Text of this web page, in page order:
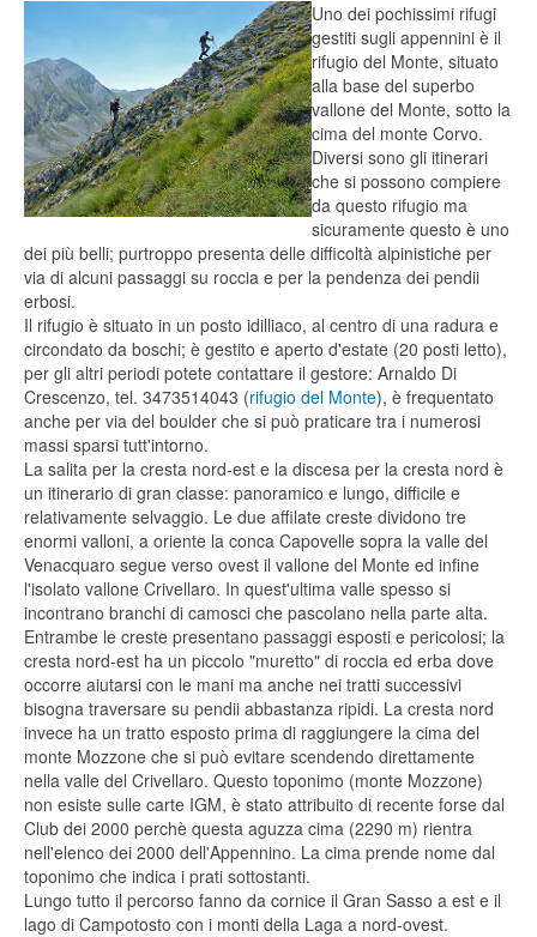
Uno dei pochissimi rifugi
gestiti sugli appennini è il
rifugio del Monte, situato
alla base del superbo
vallone del Monte, sotto la
cima del monte Corvo.
Diversi sono gli itinerari
che si possono compiere
da questo rifugio ma
sicuramente questo è uno
dei più belli; purtroppo presenta delle difficoltà alpinistiche per
via di alcuni passaggi su roccia e per la pendenza dei pendii
erbosi.
Il rifugio è situato in un posto idilliaco, al centro di una radura e
circondato da boschi; è gestito e aperto d'estate (20 posti letto),
per gli altri periodi potete contattare il gestore: Arnaldo Di
Crescenzo, tel. 3473514043 (rifugio del Monte), è frequentato
anche per via del boulder che si può praticare tra i numerosi
massi sparsi tutt'intorno.
La salita per la cresta nord-est e la discesa per la cresta nord è
un itinerario di gran classe: panoramico e lungo, difficile e
relativamente selvaggio. Le due affilate creste dividono tre
enormi valloni, a oriente la conca Capovelle sopra la valle del
Venacquaro segue verso ovest il vallone del Monte ed infine
l'isolato vallone Crivellaro. In quest'ultima valle spesso si
incontrano branchi di camosci che pascolano nella parte alta.
Entrambe le creste presentano passaggi esposti e pericolosi; la
cresta nord-est ha un piccolo "muretto" di roccia ed erba dove
occorre aiutarsi con le mani ma anche nei tratti successivi
bisogna traversare su pendii abbastanza ripidi. La cresta nord
invece ha un tratto esposto prima di raggiungere la cima del
monte Mozzone che si può evitare scendendo direttamente
nella valle del Crivellaro. Questo toponimo (monte Mozzone)
non esiste sulle carte IGM, è stato attribuito di recente forse dal
Club dei 2000 perchè questa aguzza cima (2290 m) rientra
nell'elenco dei 2000 dell'Appennino. La cima prende nome dal
toponimo che indica i prati sottostanti.
Lungo tutto il percorso fanno da cornice il Gran Sasso a est e il
lago di Campotosto con i monti della Laga a nord-ovest.